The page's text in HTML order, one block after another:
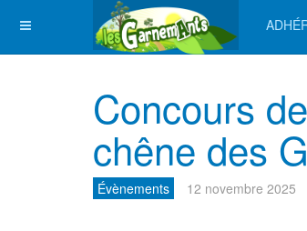
Concours
chêne des
Évènements 12 novembre 2025